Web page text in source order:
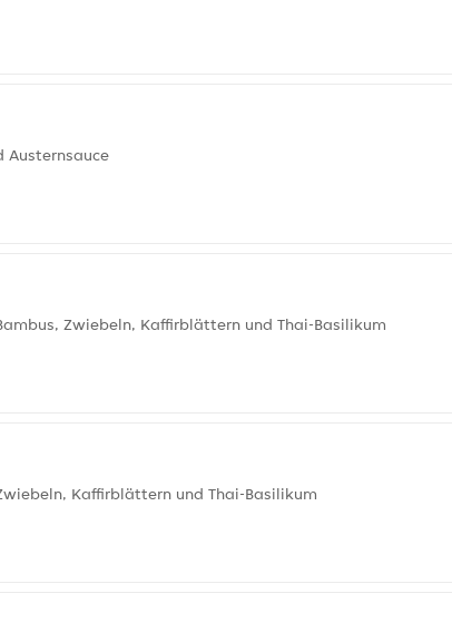
Austernsauce
Zwiebeln, Kaffirblättern und Thai-Basilikum
Kaffirblättern und Thai-Basilikum